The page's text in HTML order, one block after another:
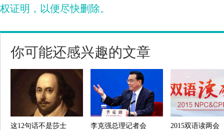
权证明，以便尽快删除。
你可能还感兴趣的文章
这12句话不是莎士
李克强总理记者会
2015双语读两会